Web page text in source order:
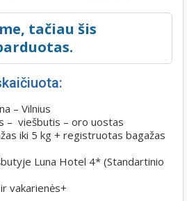
tačiau šis
– Vilnius
– viešbutis – oro uostas
iki 5 kg + registruotas bagažas
Luna Hotel 4* (Standartinio
vakarienės+